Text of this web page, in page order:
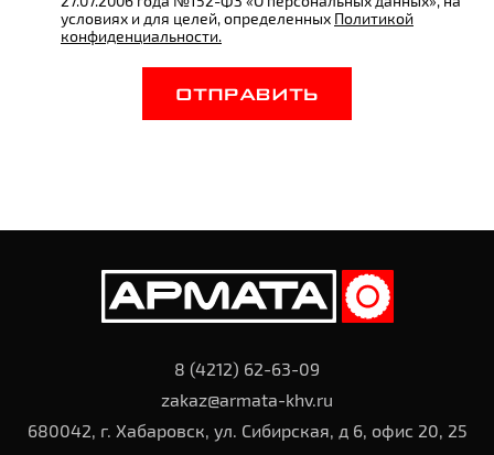
условиях и для целей, определенных Политикой
конфиденциальности.
ОТПРАВИТЬ
8 (4212) 62-63-09
zakaz@armata-khv.ru
680042, г. Хабаровск, ул. Сибирская, д 6, офис 20, 25